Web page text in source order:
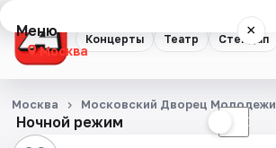
Концерты Театр Стендап
Меню ×
Москва
Концерты
Театр
Ночной режим ☾
Москва Московский Дворец Молодежи